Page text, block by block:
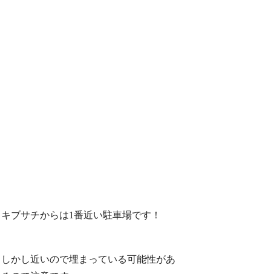
キブサチからは1番近い駐車場です！
しかし近いので埋まっている可能性があ